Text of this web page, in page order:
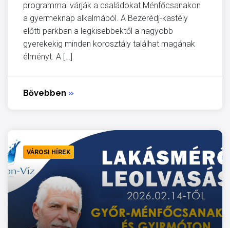
programmal várják a családokat Ménfőcsanakon
a gyermeknap alkalmából. A Bezerédj-kastély
előtti parkban a legkisebbektől a nagyobb
gyerekekig minden korosztály találhat magának
élményt. A […]
Bővebben »
VÁROSI HÍREK